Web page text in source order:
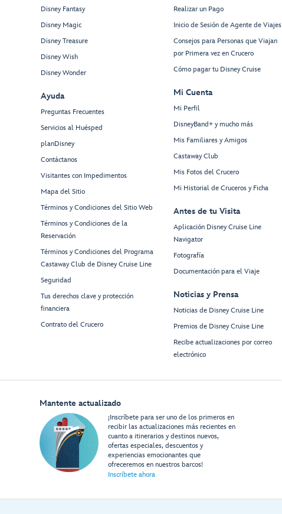
Disney Fantasy
Disney Magic
Disney Treasure
Disney Wish
Disney Wonder
Ayuda
Preguntas Frecuentes
Servicios al Huésped
planDisney
Contáctanos
Visitantes con Impedimentos
Mapa del Sitio
Términos y Condiciones del Sitio Web
Términos y Condiciones de la
Reservación
Términos y Condiciones del Programa
Castaway Club de Disney Cruise Line
Seguridad
Tus derechos clave y protección
financiera
Contrato del Crucero
Realizar un Pago
Inicio de Sesión de Agente de Viajes
Consejos para Personas que Viajan
por Primera vez en Crucero
Cómo pagar tu Disney Cruise
Mi Cuenta
Mi Perfil
DisneyBand+ y mucho más
Mis Familiares y Amigos
Castaway Club
Mis Fotos del Crucero
Mi Historial de Cruceros y Ficha
Antes de tu Visita
Aplicación Disney Cruise Line
Navigator
Fotografía
Documentación para el Viaje
Noticias y Prensa
Noticias de Disney Cruise Line
Premios de Disney Cruise Line
Recibe actualizaciones por correo
electrónico
Mantente actualizado
¡Inscríbete para ser uno de los primeros en
recibir las actualizaciones más recientes en
cuanto a itinerarios y destinos nuevos,
ofertas especiales, descuentos y
experiencias emocionantes que
ofreceremos en nuestros barcos!
Inscríbete ahora